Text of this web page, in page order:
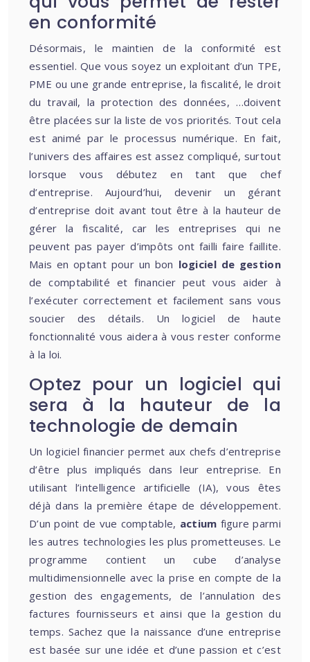
en conformité
Désormais, le maintien de la conformité est
essentiel. Que vous soyez un exploitant d’un TPE,
PME ou une grande entreprise, la fiscalité, le droit
du travail, la protection des données, …doivent
être placées sur la liste de vos priorités. Tout cela
est animé par le processus numérique. En fait,
l’univers des affaires est assez compliqué, surtout
lorsque vous débutez en tant que chef
d’entreprise. Aujourd’hui, devenir un gérant
d’entreprise doit avant tout être à la hauteur de
gérer la fiscalité, car les entreprises qui ne
peuvent pas payer d’impôts ont failli faire faillite.
Mais en optant pour un bon logiciel de gestion
de comptabilité et financier peut vous aider à
l’exécuter correctement et facilement sans vous
soucier des détails. Un logiciel de haute
fonctionnalité vous aidera à vous rester conforme
à la loi.
Optez pour un logiciel qui
sera à la hauteur de la
technologie de demain
Un logiciel financier permet aux chefs d’entreprise
d’être plus impliqués dans leur entreprise. En
utilisant l’intelligence artificielle (IA), vous êtes
déjà dans la première étape de développement.
D’un point de vue comptable, actium figure parmi
les autres technologies les plus prometteuses. Le
programme contient un cube d’analyse
multidimensionnelle avec la prise en compte de la
gestion des engagements, de l’annulation des
factures fournisseurs et ainsi que la gestion du
temps. Sachez que la naissance d’une entreprise
est basée sur une idée et d’une passion et c’est